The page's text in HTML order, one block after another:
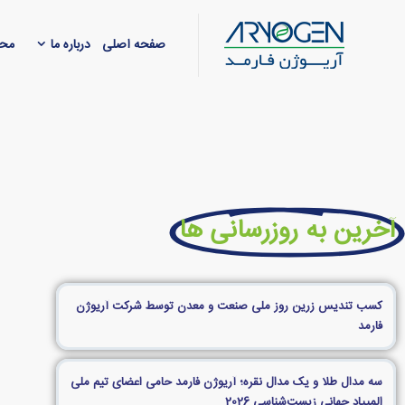
صفحه اصلی درباره ما
آخرین به روزرسانی ها
کسب تندیس زرین روز ملی صنعت و معدن توسط شرکت آریوژن
فارمد
سه مدال طلا و یک مدال نقره؛ آریوژن فارمد حامی اعضای تیم ملی